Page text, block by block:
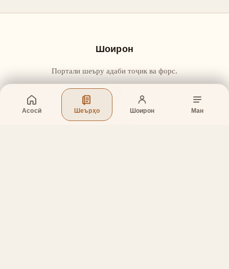
Асосӣ Шеърҳо Шоирон Ман
Шоирон
Портали шеъру адаби тоҷик ва форс.